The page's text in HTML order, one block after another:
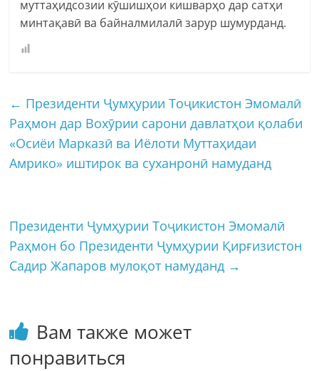
муттаҳидсозии кӯшишҳои кишварҳо дар сатҳи
минтақавӣ ва байналмилалӣ зарур шумурданд.
← Президенти Ҷумҳурии Тоҷикистон Эмомалӣ
Раҳмон дар Вохӯрии сарони давлатҳои қолаби
«Осиёи Марказӣ ва Иёлоти Муттаҳидаи
Амрико» иштирок ва суханронӣ намуданд
Президенти Ҷумҳурии Тоҷикистон Эмомалӣ
Раҳмон бо Президенти Ҷумҳурии Қирғизистон
Садир Жапаров мулоқот намуданд →
Вам также может
понравиться